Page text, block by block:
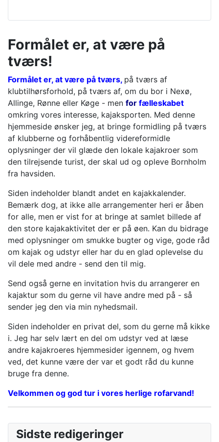
Formålet er, at være på
tværs!
Formålet er, at være på tværs, på tværs af
klubtilhørsforhold, på tværs af, om du bor i Nexø,
Allinge, Rønne eller Køge - men for fælleskabet
omkring vores interesse, kajaksporten. Med denne
hjemmeside ønsker jeg, at bringe formidling på tværs
af klubberne og forhåbentlig videreformidle
oplysninger der vil glæde den lokale kajakroer som
den tilrejsende turist, der skal ud og opleve Bornholm
fra havsiden.
Siden indeholder blandt andet en kajakkalender.
Bemærk dog, at ikke alle arrangementer heri er åben
for alle, men er vist for at bringe at samlet billede af
den store kajakaktivitet der er på øen. Kan du bidrage
med oplysninger om smukke bugter og vige, gode råd
om kajak og udstyr eller har du en glad oplevelse du
vil dele med andre - send den til mig.
Send også gerne en invitation hvis du arrangerer en
kajaktur som du gerne vil have andre med på - så
sender jeg den via min nyhedsmail.
Siden indeholder en privat del, som du gerne må kikke
i. Jeg har selv lært en del om udstyr ved at læse
andre kajakroeres hjemmesider igennem, og hvem
ved, det kunne være der var et godt råd du kunne
bruge fra denne.
Velkommen og god tur i vores herlige rofarvand!
Sidste redigeringer